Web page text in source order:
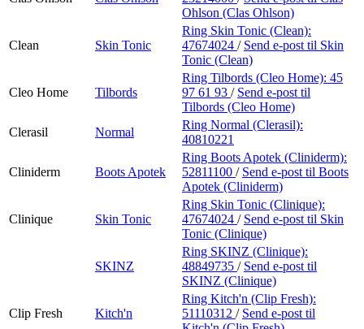
Ohlson (Clas Ohlson)
Clean Skin Tonic
Ring Skin Tonic (Clean):
47674024 / Send e-post til Skin
Tonic (Clean)
Cleo Home Tilbords
Ring Tilbords (Cleo Home): 45
97 61 93 / Send e-post til
Tilbords (Cleo Home)
Clerasil
Normal
Ring Normal (Clerasil):
40810221
Cliniderm Boots Apotek
Ring Boots Apotek (Cliniderm):
52811100 / Send e-post til Boots
Apotek (Cliniderm)
Clinique Skin Tonic
Ring Skin Tonic (Clinique):
47674024 / Send e-post til Skin
Tonic (Clinique)
SKINZ
Ring SKINZ (Clinique):
48849735 / Send e-post til
SKINZ (Clinique)
Clip Fresh Kitch'n
Ring Kitch'n (Clip Fresh):
51110312 / Send e-post til